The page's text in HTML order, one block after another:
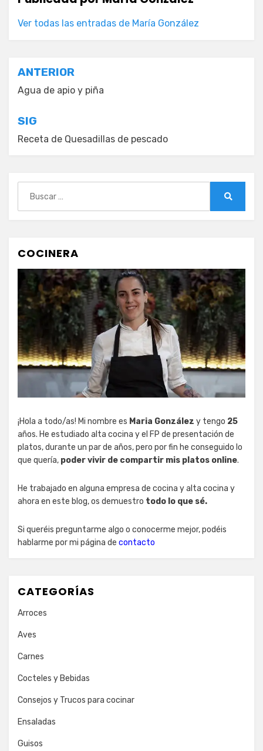
Ver todas las entradas de María González
Navegación
de
entradas
ANTERIOR
Agua de apio y piña
SIG
Receta de Quesadillas de pescado
COCINERA
¡Hola a todo/as! Mi nombre es Maria González y tengo 25
años. He estudiado alta cocina y el FP de presentación de
platos, durante un par de años, pero por fin he conseguido lo
que quería, poder vivir de compartir mis platos online.
He trabajado en alguna empresa de cocina y alta cocina y
ahora en este blog, os demuestro todo lo que sé.
Si queréis preguntarme algo o conocerme mejor, podéis
hablarme por mi página de contacto
CATEGORÍAS
Arroces
Aves
Carnes
Cocteles y Bebidas
Consejos y Trucos para cocinar
Ensaladas
Guisos